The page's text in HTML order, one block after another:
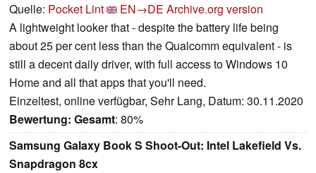
Quelle: Pocket Lint EN→DE Archive.org version
A lightweight looker that - despite the battery life being
about 25 per cent less than the Qualcomm equivalent - is
still a decent daily driver, with full access to Windows 10
Home and all that apps that you'll need.
Einzeltest, online verfügbar, Sehr Lang, Datum: 30.11.2020
Bewertung: Gesamt: 80%
Samsung Galaxy Book S Shoot-Out: Intel Lakefield Vs.
Snapdragon 8cx